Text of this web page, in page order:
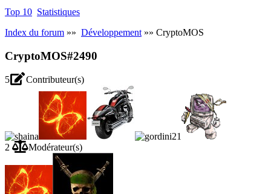
Top 10 Statistiques
Index du forum »» Développement »» CryptoMOS
CryptoMOS#2490
5 Contributeur(s)
2 Modérateur(s)